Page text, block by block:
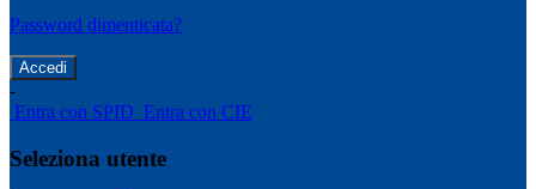
Password dimenticata?
-
Entra con SPID Entra con CIE
Seleziona utente